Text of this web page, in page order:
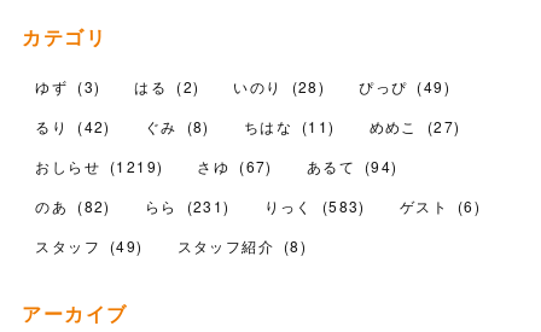
カテゴリ
ゆず (3) はる (2) いのり (28) ぴっぴ (49)
るり
(42) ぐみ (8) ちはな (11) めめこ (27)
おしらせ (1219) さゆ (67) あるて (94)
のあ
(82) らら (231) りっく (583) ゲスト (6)
スタッフ
(49) スタッフ紹介 (8)
アーカイブ